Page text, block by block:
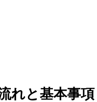
れと基本事項